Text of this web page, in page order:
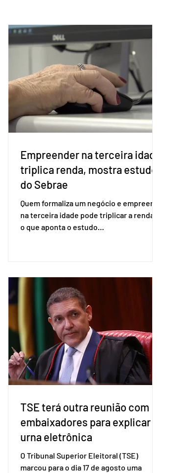
Empreender na terceira idade
triplica renda, mostra estudo
do Sebrae
Quem formaliza um negócio e empreende
na terceira idade pode triplicar a renda. É
o que aponta o estudo
Empresas (Sebrae), realizado a partir de
dados do Instituto Brasileiro de
Geografia e Estatística (IBGE). O estudo
do Sebrae mostra que, no quarto
trimestre de 2025, os empreendedores
60+ formalizados atingiram o maior
rendime
TSE terá outra reunião com
embaixadores para explicar
urna eletrônica
O Tribunal Superior Eleitoral (TSE)
marcou para o dia 17 de agosto uma